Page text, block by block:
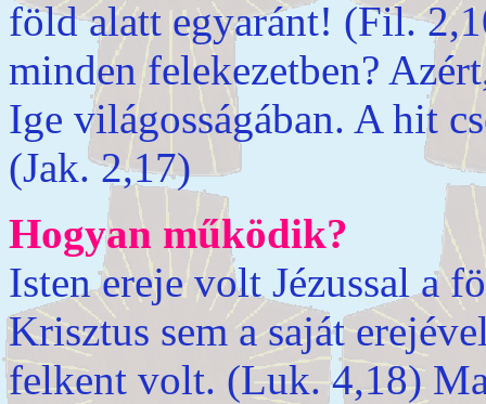
föld alatt egyaránt! (Fil.
minden felekezetben?
Ige világosságában. A hit
(Jak. 2,17)
Hogyan működik?
Isten ereje volt Jézussal a
Krisztus sem a saját
felkent volt. (Luk. 4,18)